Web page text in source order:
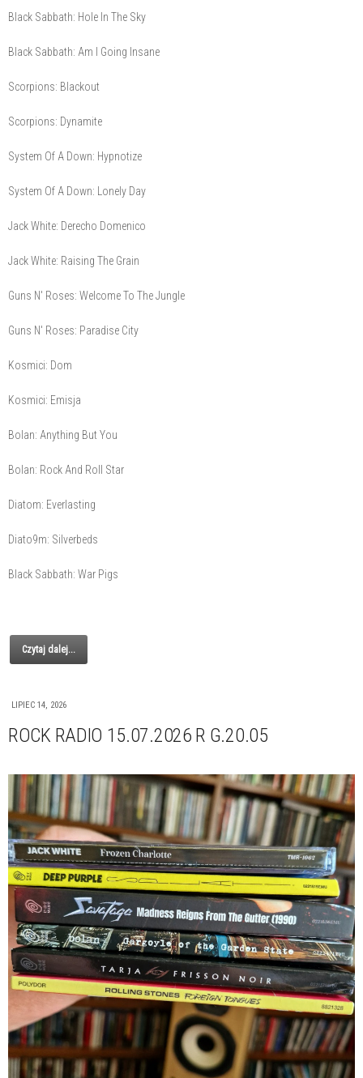
Black Sabbath: Hole In The Sky
Black Sabbath: Am I Going Insane
Scorpions: Blackout
Scorpions: Dynamite
System Of A Down: Hypnotize
System Of A Down: Lonely Day
Jack White: Derecho Domenico
Jack White: Raising The Grain
Guns N' Roses: Welcome To The Jungle
Guns N' Roses: Paradise City
Kosmici: Dom
Kosmici: Emisja
Bolan: Anything But You
Bolan: Rock And Roll Star
Diatom: Everlasting
Diato9m: Silverbeds
Black Sabbath: War Pigs
Czytaj dalej...
LIPIEC 14, 2026
ROCK RADIO 15.07.2026 R G.20.05